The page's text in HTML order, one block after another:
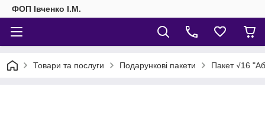
ФОП Івченко І.М.
Товари та послуги Подарункові пакети Пакет √16